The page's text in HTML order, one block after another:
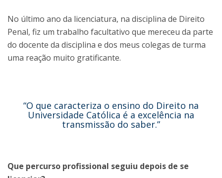
No último ano da licenciatura, na disciplina de Direito
Penal, fiz um trabalho facultativo que mereceu da parte
do docente da disciplina e dos meus colegas de turma
uma reação muito gratificante.
“O que caracteriza o ensino do Direito na
Universidade Católica é a excelência na
transmissão do saber.”
Que percurso profissional seguiu depois de se